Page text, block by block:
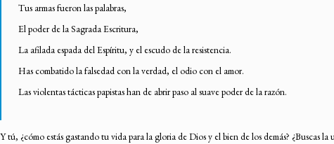
Tus armas fueron las palabras,
El poder de la Sagrada Escritura,
La afilada espada del Espíritu, y el escudo de la resistencia.
Has combatido la falsedad con la verdad, el odio con el amor.
Las violentas tácticas papistas han de abrir paso al suave poder de la razón.
Y tú, ¿cómo estás gastando tu vida para la gloria de Dios y el bien de los demás?